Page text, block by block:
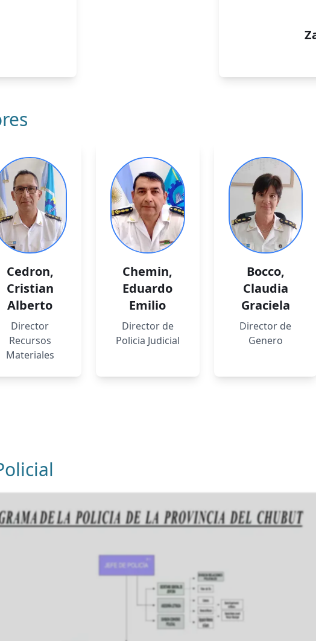
Cedron,
Cristian
Alberto
Director
Recursos
Materiales
Chemin,
Eduardo
Emilio
Director de
Policia Judicial
Bocco,
Claudia
Graciela
Director de
Genero